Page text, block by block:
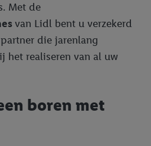
Met de
van Lidl bent u verzekerd
die jarenlang
het realiseren van al uw
boren met